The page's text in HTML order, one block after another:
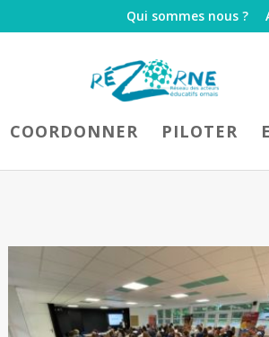
Qui sommes nous ?
COORDONNER PILOTER